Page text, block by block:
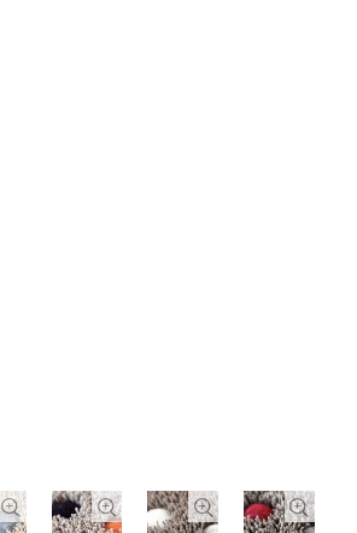
   